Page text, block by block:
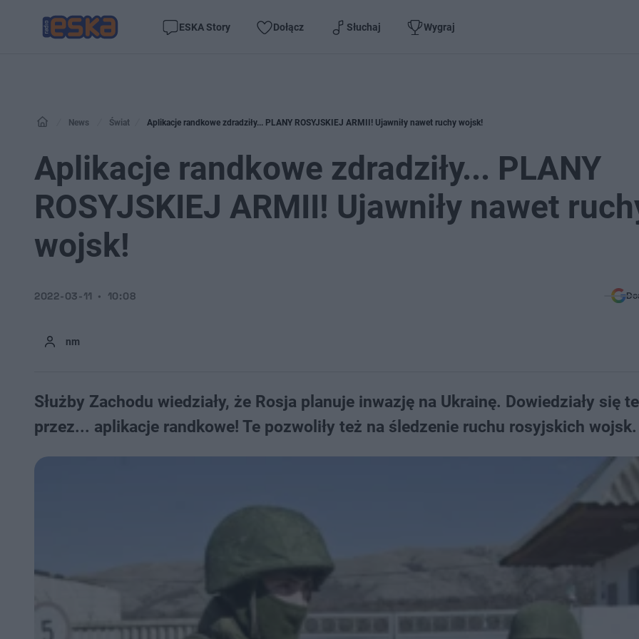
ESKA Story Dołącz Słuchaj Wygraj
News Świat Aplikacje randkowe zdradziły... PLANY ROSYJSKIEJ ARMII! Ujawniły nawet ruchy wojsk!
Aplikacje randkowe zdradziły... PLANY
ROSYJSKIEJ ARMII! Ujawniły nawet
wojsk!
nm
2022-03-11 10:08
Służby Zachodu wiedziały, że Rosja planuje inwazję na Ukrainę. Dowiedziały się
przez... aplikacje randkowe! Te pozwoliły też na śledzenie ruchu rosyjskich wojsk.